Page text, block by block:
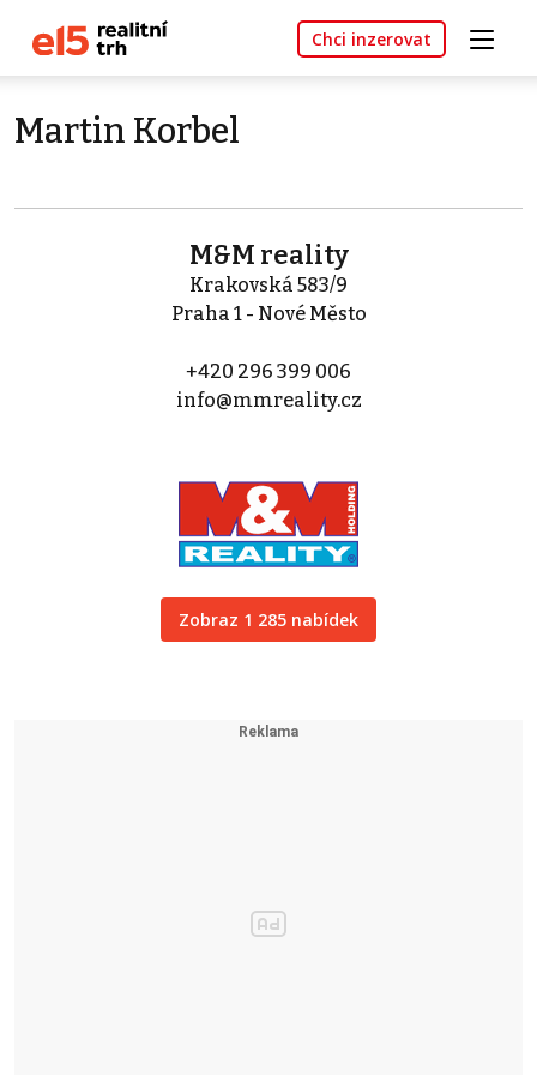
Chci inzerovat
Martin Korbel
M&M reality
Krakovská 583/9
Praha 1 - Nové Město
+420 296 399 006
info@mmreality.cz
Zobraz 1 285 nabídek